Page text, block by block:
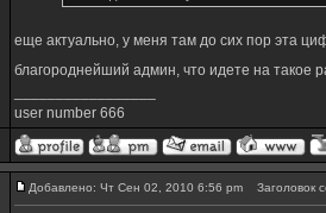
еще актуально, у меня там до сих пор эта
благороднейший админ, что идете на такое
user number 666
Добавлено: Чт Сен 02, 2010 6:56 pm Заголовок